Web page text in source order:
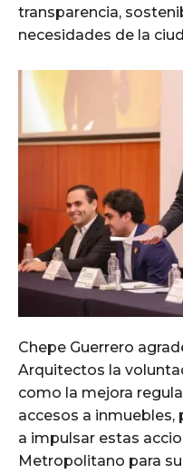
transparencia,
necesidades de la
Chepe Guerrero
Arquitectos la
como la mejora
accesos a
a impulsar estas
Metropolitano para